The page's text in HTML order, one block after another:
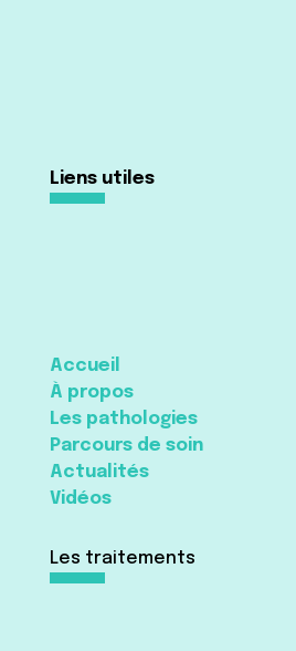
Liens utiles
Accueil
À propos
Les pathologies
Parcours de soin
Actualités
Vidéos
Les traitements